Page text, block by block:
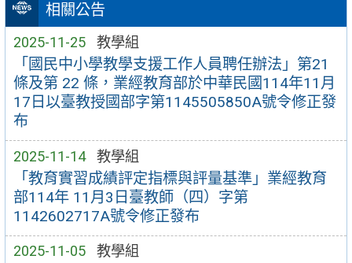
相關公告
2025-11-25 教學組
「國民中小學教學支援工作人員聘任辦法」第21
條及第 22 條，業經教育部於中華民國114年11月
17日以臺教授國部字第1145505850A號令修正發
布
2025-11-14 教學組
「教育實習成績評定指標與評量基準」業經教育
部114年 11月3日臺教師（四）字第
1142602717A號令修正發布
2025-11-05 教學組